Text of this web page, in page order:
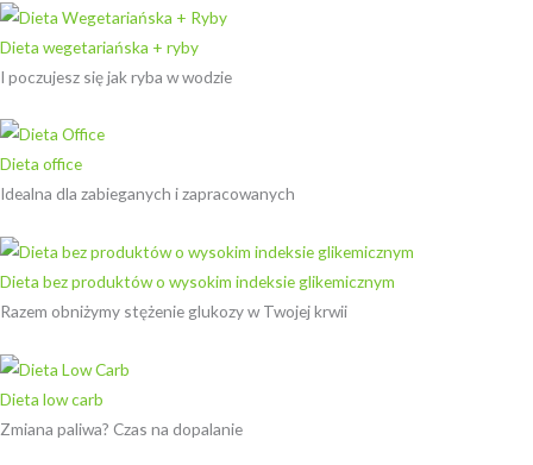
Dieta wegetariańska + ryby
I poczujesz się jak ryba w wodzie
Dieta office
Idealna dla zabieganych i zapracowanych
Dieta bez produktów o wysokim indeksie glikemicznym
Razem obniżymy stężenie glukozy w Twojej krwii
Dieta low carb
Zmiana paliwa? Czas na dopalanie